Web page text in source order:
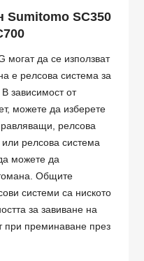
Sumitomo SC350
могат да се използват
е релсова система за
В зависимост от
можете да изберете
релсова
релсова система
можете да
Общите
системи са ниското
за завиване на
при преминаване през